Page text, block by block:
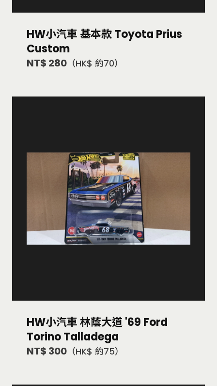
HW小汽車 基本款 Toyota Prius
Custom
NT$ 280 （HK$ 約70）
HW小汽車 林蔭大道 '69 Ford
Torino Talladega
NT$ 300 （HK$ 約75）